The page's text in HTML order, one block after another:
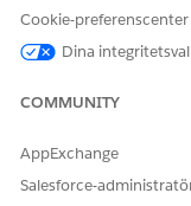
den begärande
Cookie-preferenscenter
Dina integritetsval
COMMUNITY
AppExchange
Salesforce-